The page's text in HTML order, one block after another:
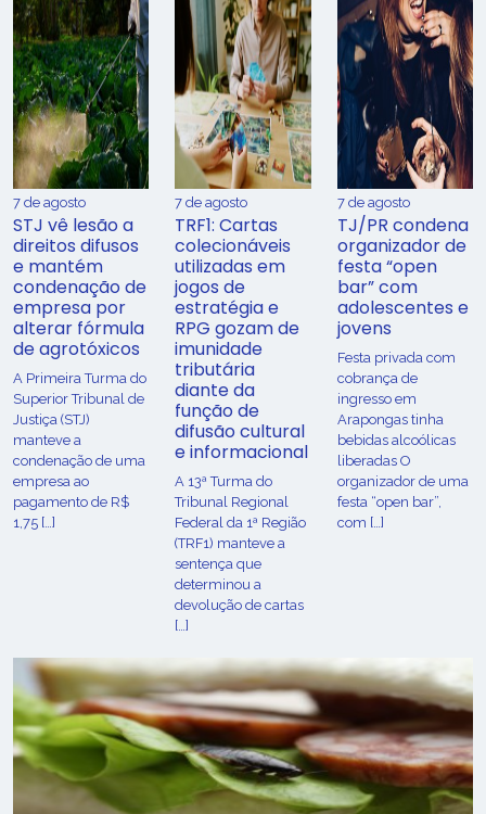
7 de agosto
STJ vê lesão a
direitos difusos
e mantém
condenação de
empresa por
alterar fórmula
de agrotóxicos
​A Primeira Turma do
Superior Tribunal de
Justiça (STJ)
manteve a
condenação de uma
empresa ao
pagamento de R$
1,75 […]
7 de agosto
TRF1: Cartas
colecionáveis
utilizadas em
jogos de
estratégia e
RPG gozam de
imunidade
tributária
diante da
função de
difusão cultural
e informacional
A 13ª Turma do
Tribunal Regional
Federal da 1ª Região
(TRF1) manteve a
sentença que
determinou a
devolução de cartas
[…]
7 de agosto
TJ/PR condena
organizador de
festa “open
bar” com
adolescentes e
jovens
Festa privada com
cobrança de
ingresso em
Arapongas tinha
bebidas alcoólicas
liberadas O
organizador de uma
festa “open bar”,
com […]